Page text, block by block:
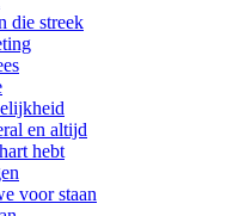
die streek
en altijd
hebt
voor staan